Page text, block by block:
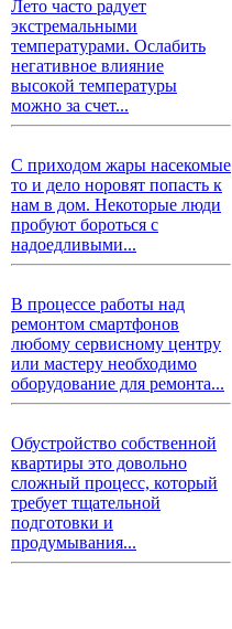
Лето часто радует
экстремальными
температурами. Ослабить
негативное влияние
высокой температуры
можно за счет...
С приходом жары насекомые
то и дело норовят попасть к
нам в дом. Некоторые люди
пробуют бороться с
надоедливыми...
В процессе работы над
ремонтом смартфонов
любому сервисному центру
или мастеру необходимо
оборудование для ремонта...
Обустройство собственной
квартиры это довольно
сложный процесс, который
требует тщательной
подготовки и
продумывания...